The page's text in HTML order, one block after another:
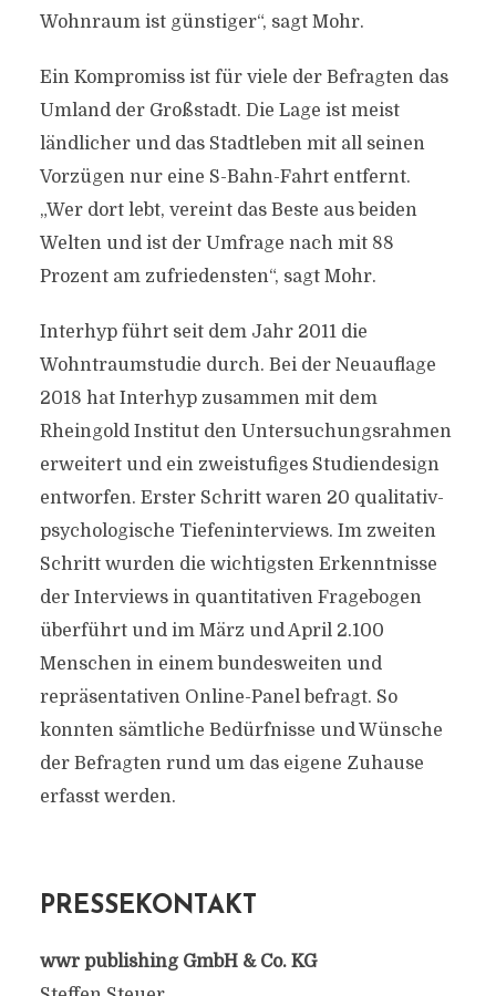
Wohnraum ist günstiger“, sagt Mohr.
Ein Kompromiss ist für viele der Befragten das
Umland der Großstadt. Die Lage ist meist
ländlicher und das Stadtleben mit all seinen
Vorzügen nur eine S-Bahn-Fahrt entfernt.
„Wer dort lebt, vereint das Beste aus beiden
Welten und ist der Umfrage nach mit 88
Prozent am zufriedensten“, sagt Mohr.
Interhyp führt seit dem Jahr 2011 die
Wohntraumstudie durch. Bei der Neuauflage
2018 hat Interhyp zusammen mit dem
Rheingold Institut den Untersuchungsrahmen
erweitert und ein zweistufiges Studiendesign
entworfen. Erster Schritt waren 20 qualitativ-
psychologische Tiefeninterviews. Im zweiten
Schritt wurden die wichtigsten Erkenntnisse
der Interviews in quantitativen Fragebogen
überführt und im März und April 2.100
Menschen in einem bundesweiten und
repräsentativen Online-Panel befragt. So
konnten sämtliche Bedürfnisse und Wünsche
der Befragten rund um das eigene Zuhause
erfasst werden.
PRESSEKONTAKT
wwr publishing GmbH & Co. KG